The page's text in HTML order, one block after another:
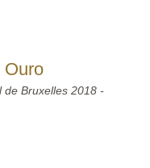
Ouro
de Bruxelles 2018 -